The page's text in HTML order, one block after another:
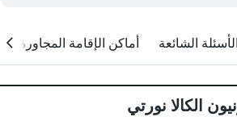
الشائعة أماكن الإقامة المجاورة
الكالا نورتي